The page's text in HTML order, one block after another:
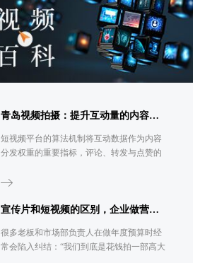
青岛视频拍摄：提升互动量的内容策略
短视频平台的算法机制将互动数据作为内容
分发权重的重要指标，评论、转发与点赞的
频拍摄团队在内容策划阶段即需将互动设计
待。
宣传片和短视频的区别，企业做营销选哪个？
很多老板和市场部负责人在做年度预算时经
常会陷入纠结：“我们到底是花钱拍一部高大